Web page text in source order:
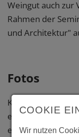
Weingut auch zur
Rahmen der
und Architektur"
Fotos
Klicken Sie bitte
eine vergrößerte
erhalten.
COOKIE
Wir nutzen